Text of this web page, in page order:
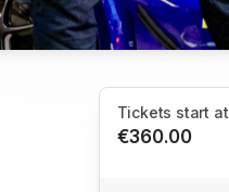
Tickets start at
€360.00